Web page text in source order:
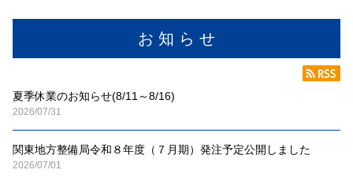
お 知 ら せ
夏季休業のお知らせ(8/11～8/16)
2026/07/31
関東地方整備局令和８年度（７月期）発注予定公開しました
2026/07/01